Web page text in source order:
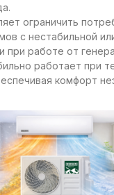
ограничить
с нестабильной
при работе от
работает при
комфорт